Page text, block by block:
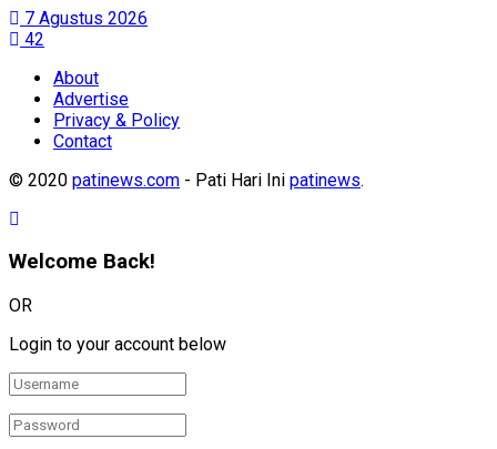
7 Agustus 2026
42
About
Advertise
Privacy & Policy
Contact
© 2020 patinews.com - Pati Hari Ini patinews.
Welcome Back!
OR
Login to your account below